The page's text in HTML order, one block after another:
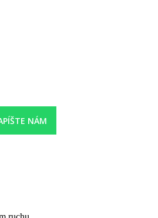
(18:00 - 22:00)
NÁM